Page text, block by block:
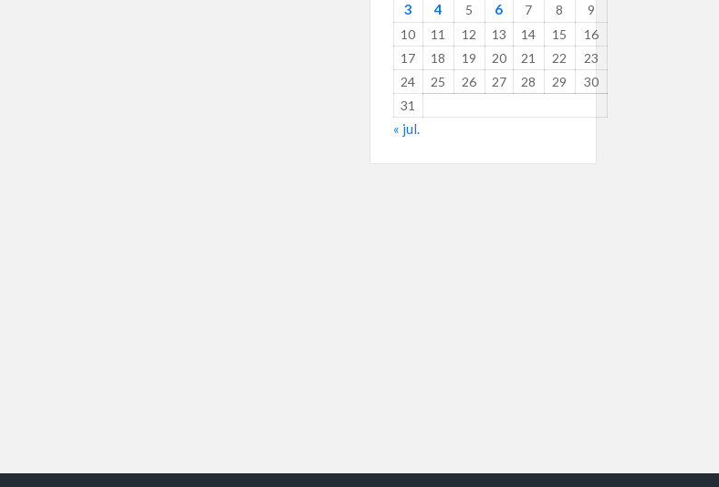
3
4 5 6 7 8
9
10
11 12 13 14 15
16
17
18 19 20 21 22
23
24
25 26 27 28 29
30
31
« jul.